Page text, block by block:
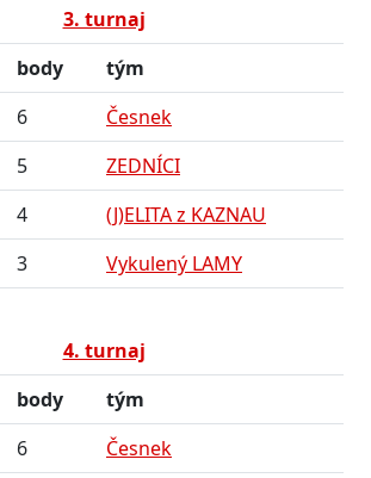
3. turnaj
body
tým
6
Česnek
5
ZEDNÍCI
4
(J)ELITA z KAZNAU
3 Vykulený LAMY
4. turnaj
body
tým
6
Česnek